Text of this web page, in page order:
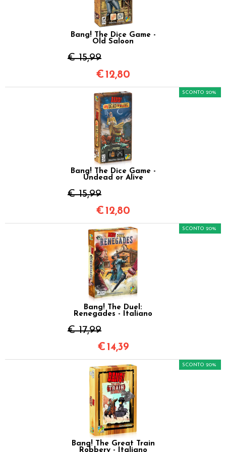
Bang! The Dice Game -
Old Saloon
€ 15,99
€ 12,80
Bang! The Dice Game -
Undead or Alive
€ 15,99
SCONTO 20%
€ 12,80
Bang! The Duel:
Renegades - Italiano
€ 17,99
SCONTO 20%
€ 14,39
Bang! The Great Train
Robbery - Italiano
SCONTO 20%